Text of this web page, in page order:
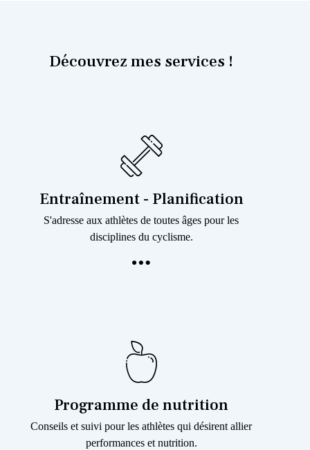
Découvrez mes services !
Entraînement - Planification
S'adresse aux athlètes de toutes âges pour les
disciplines du cyclisme.
Programme de nutrition
Conseils et suivi pour les athlètes qui désirent allier
performances et nutrition.